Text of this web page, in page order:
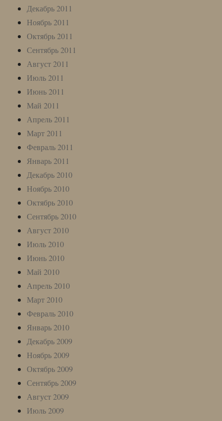
Декабрь 2011
Ноябрь 2011
Октябрь 2011
Сентябрь 2011
Август 2011
Июль 2011
Июнь 2011
Май 2011
Апрель 2011
Март 2011
Февраль 2011
Январь 2011
Декабрь 2010
Ноябрь 2010
Октябрь 2010
Сентябрь 2010
Август 2010
Июль 2010
Июнь 2010
Май 2010
Апрель 2010
Март 2010
Февраль 2010
Январь 2010
Декабрь 2009
Ноябрь 2009
Октябрь 2009
Сентябрь 2009
Август 2009
Июль 2009